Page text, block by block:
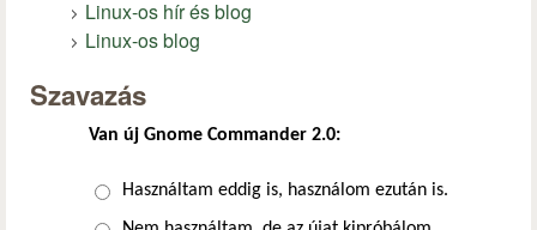
Linux-os hír és blog
Linux-os blog
Szavazás
Van új Gnome Commander 2.0:
Választások
Használtam eddig is, használom ezután is.